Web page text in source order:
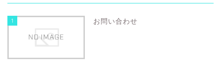
1 お問い合わせ